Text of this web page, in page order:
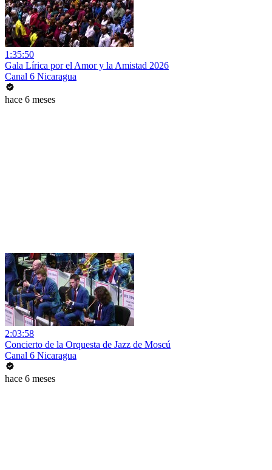
1:35:50
Gala Lírica por el Amor y la Amistad 2026
Canal 6 Nicaragua
hace 6 meses
2:03:58
Concierto de la Orquesta de Jazz de Moscú
Canal 6 Nicaragua
hace 6 meses